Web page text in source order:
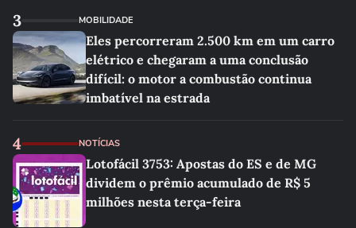
3 MOBILIDADE
Eles percorreram 2.500 km em um carro
elétrico e chegaram a uma conclusão
difícil: o motor a combustão continua
imbatível na estrada
4 NOTÍCIAS
Lotofácil 3753: Apostas do ES e de MG
dividem o prêmio acumulado de R$ 5
milhões nesta terça-feira